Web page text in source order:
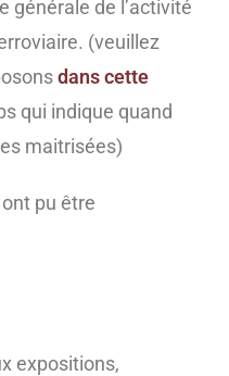
générale de l’activité
(veuillez
dans cette
qui indique quand
maitrisées)
pu être
expositions,